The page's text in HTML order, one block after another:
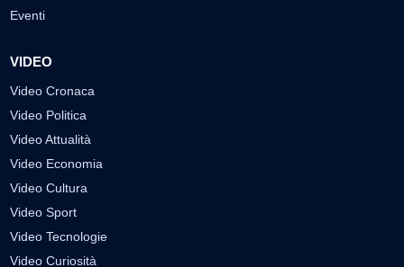
Eventi
VIDEO
Video Cronaca
Video Politica
Video Attualità
Video Economia
Video Cultura
Video Sport
Video Tecnologie
Video Curiosità